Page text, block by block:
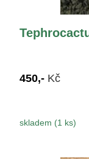
450,- Kč
skladem (1 ks)